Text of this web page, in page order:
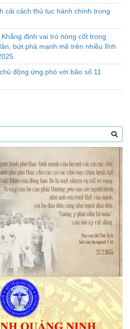
cải cách thủ tục hành chính trong
định vai trò nòng cốt trong
bứt phá mạnh mẽ trên nhiều lĩnh
động ứng phó với bão số 11